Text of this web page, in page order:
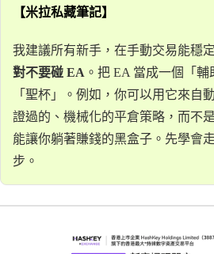
【米拉私藏筆記】
我建議所有新手，在手動交易能穩
對不要碰 EA 。把 EA 當成一個「
「聖杯」。例如，你可以用它來自
證過的、機械化的平倉策略，而不
能讓你躺著賺錢的黑盒子。先學會
步。